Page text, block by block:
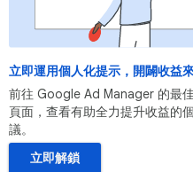
立即運用個人化提示，開闢收益
前往 Google Ad Manager 的最
頁面，查看有助全力提升收益的
議。
立即解鎖